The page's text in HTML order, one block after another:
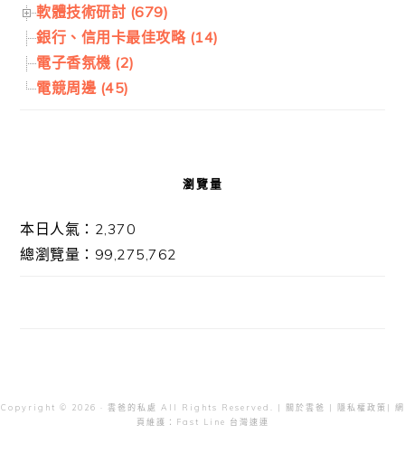
軟體技術研討 (679)
銀行、信用卡最佳攻略 (14)
電子香氛機 (2)
電競周邊 (45)
瀏覽量
本日人氣：2,370
總瀏覽量：99,275,762
Copyright © 2026 · 雲爸的私處 All Rights Reserved. | 關於雲爸 | 隱私權政策 | 網
頁維護：
Fast Line 台灣速連